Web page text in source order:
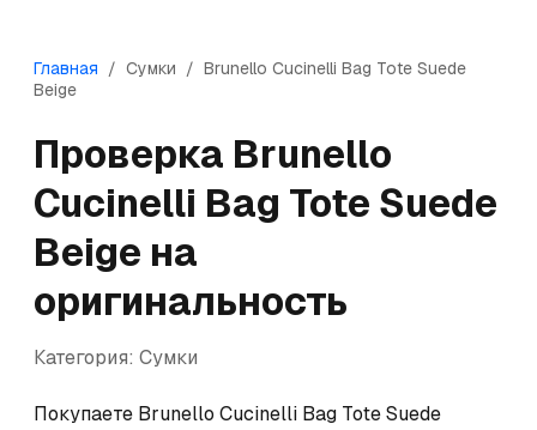
Главная / Сумки / Brunello Cucinelli Bag Tote Suede
Beige
Проверка Brunello
Cucinelli Bag Tote Suede
Beige на
оригинальность
Категория: Сумки
Покупаете Brunello Cucinelli Bag Tote Suede